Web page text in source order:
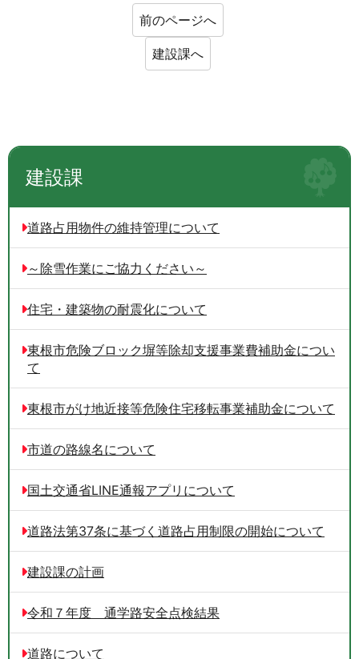
前のページへ
建設課へ
建設課
道路占用物件の維持管理について
～除雪作業にご協力ください～
住宅・建築物の耐震化について
東根市危険ブロック塀等除却支援事業費補助金につい
て
東根市がけ地近接等危険住宅移転事業補助金について
市道の路線名について
国土交通省LINE通報アプリについて
道路法第37条に基づく道路占用制限の開始について
建設課の計画
令和７年度 通学路安全点検結果
道路について